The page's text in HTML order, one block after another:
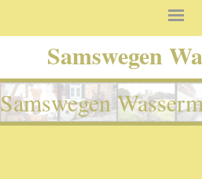
Samswegen
Samswegen